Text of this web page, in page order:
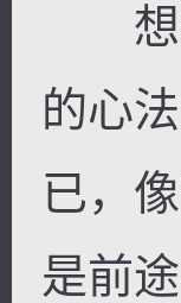
想到
的心
已，
是前